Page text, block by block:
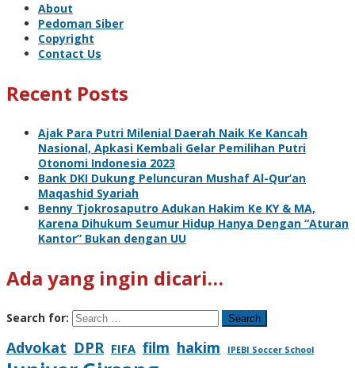
About
Pedoman Siber
Copyright
Contact Us
Recent Posts
Ajak Para Putri Milenial Daerah Naik Ke Kancah
Nasional, Apkasi Kembali Gelar Pemilihan Putri
Otonomi Indonesia 2023
Bank DKI Dukung Peluncuran Mushaf Al-Qur’an
Maqashid Syariah
Benny Tjokrosaputro Adukan Hakim Ke KY & MA,
Karena Dihukum Seumur Hidup Hanya Dengan “Aturan
Kantor” Bukan dengan UU
Ada yang ingin dicari…
Search for:
Advokat DPR FIFA film hakim IPEBI Soccer School